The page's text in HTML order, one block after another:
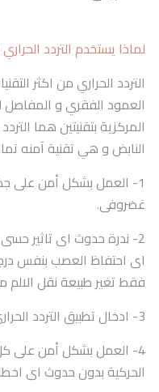
لماذا يستخدم التردد
التردد الحراري من اكثر
العمود الفقري و المفاصل
المركزية بتقنيتين هما
النابض و هي تقنية آمنه
1- العمل بشكل أمن على
غضروفى.
2- ندرة حدوث اى تاثير
اى احتفاظ العصب بنفس
فقط تغير طبيعة نقل
3- ادخال تطبيق التردد الحرارى على الاعصاب الطرفية.
4- العمل بشكل أمن على
الحركية بدون حدوث اى